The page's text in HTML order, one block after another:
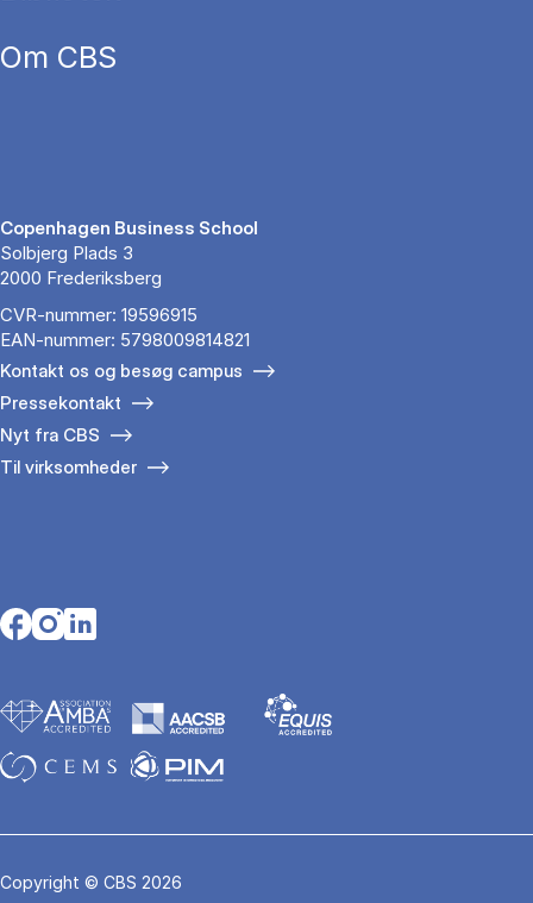
Om CBS
Copenhagen Business School
Solbjerg Plads 3
2000 Frederiksberg
CVR-nummer: 19596915
EAN-nummer: 5798009814821
Kontakt os og besøg campus
Pressekontakt
Nyt fra CBS
Til virksomheder
Opens in a new tab
Opens in a new tab
Opens in a new tab
Copyright © CBS 2026